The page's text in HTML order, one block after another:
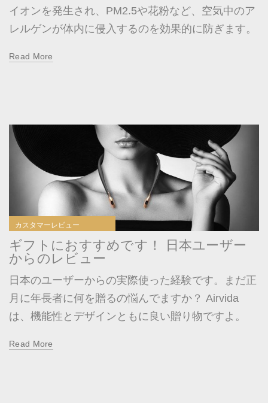
イオンを発生され、PM2.5や花粉など、空気中のア
レルゲンが体内に侵入するのを効果的に防ぎます。
Read More
カスタマーレビュー
ギフトにおすすめです！ 日本ユーザー
からのレビュー
日本のユーザーからの実際使った経験です。まだ正
月に年長者に何を贈るの悩んでますか？ Airvida
は、機能性とデザインともに良い贈り物ですよ。
Read More